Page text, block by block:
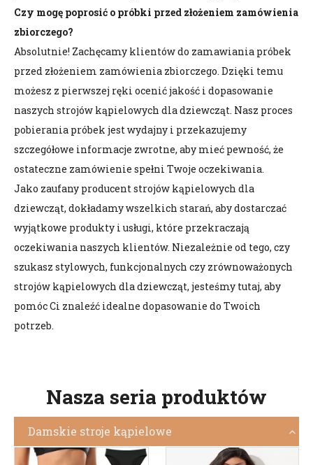
Czy mogę poprosić o próbki przed złożeniem zamówienia
zbiorczego?
Absolutnie! Zachęcamy klientów do zamawiania próbek
przed złożeniem zamówienia zbiorczego. Dzięki temu
możesz z pierwszej ręki ocenić jakość i dopasowanie
naszych strojów kąpielowych dla dziewcząt. Nasz proces
pobierania próbek jest wydajny i przekazujemy
szczegółowe informacje zwrotne, aby mieć pewność, że
ostateczne zamówienie spełni Twoje oczekiwania.
Jako zaufany producent strojów kąpielowych dla
dziewcząt, dokładamy wszelkich starań, aby dostarczać
wyjątkowe produkty i usługi, które przekraczają
oczekiwania naszych klientów. Niezależnie od tego, czy
szukasz stylowych, funkcjonalnych czy zrównoważonych
strojów kąpielowych dla dziewcząt, jesteśmy tutaj, aby
pomóc Ci znaleźć idealne dopasowanie do Twoich
potrzeb.
Nasza seria produktów
Damskie stroje kąpielowe